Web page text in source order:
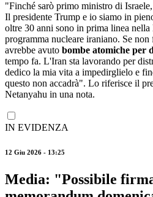
"Finché sarò primo ministro di
Il presidente Trump e io siamo in
oltre 30 anni sono in prima linea
programma nucleare iraniano. Se
avrebbe avuto bombe atomiche per
tempo fa. L'Iran sta lavorando per
dedico la mia vita a impedirglielo e
questo non accadrà". Lo riferisce il
Netanyahu in una nota.
IN EVIDENZA
12 Giu 2026 - 13:25
Media: "Possibile